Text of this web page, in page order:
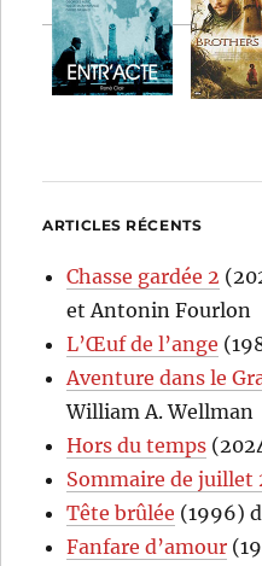
ARTICLES RÉCENTS
Chasse gardée 2
et Antonin Fourlon
L’Œuf de l’ange
Aventure dans le
William A. Wellman
Hors du temps
Sommaire de juillet
Tête brûlée (1996)
Fanfare d’amour